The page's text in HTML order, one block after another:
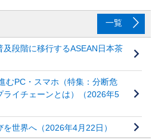
一覧
段階に移行するASEAN日本茶
むPC・スマホ（特集：分断危
イチェーンとは）（2026年5
世界へ（2026年4月22日）